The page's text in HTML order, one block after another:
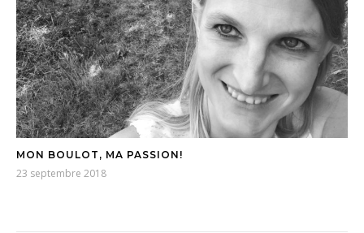
MON BOULOT, MA PASSION!
23 septembre 2018